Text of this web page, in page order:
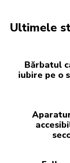
Ultimele
Bărbatul
iubire pe o